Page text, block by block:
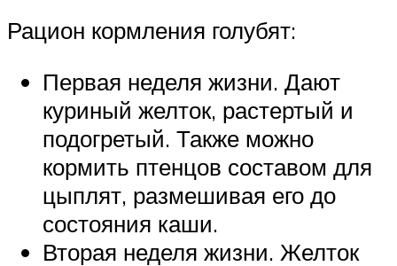
Рацион кормления голубят:
Первая неделя жизни. Дают
куриный желток, растертый и
подогретый. Также можно
кормить птенцов составом для
цыплят, размешивая его до
состояния каши.
Вторая неделя жизни. Желток